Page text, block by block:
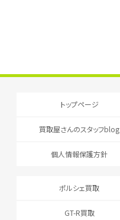
トップページ
買取屋さんのスタッフblog
個人情報保護方針
ポルシェ買取
GT-R買取